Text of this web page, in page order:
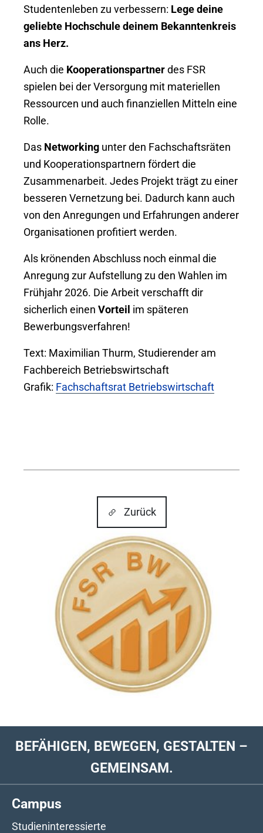
Studentenleben zu verbessern: Lege deine
geliebte Hochschule deinem Bekanntenkreis
ans Herz.
Auch die Kooperationspartnerdes FSR
spielen bei der Versorgung mit materiellen
Ressourcen und auch finanziellen Mitteln eine
Rolle.
Das Networking unter den Fachschaftsräten
und Kooperationspartnern fördert die
Zusammenarbeit. Jedes Projekt trägt zu einer
besseren Vernetzung bei. Dadurch kann auch
von den Anregungen und Erfahrungen anderer
Organisationen profitiert werden.
Als krönenden Abschluss noch einmal die
Anregung zur Aufstellung zu den Wahlen im
Frühjahr 2026. Die Arbeit verschafft dir
sicherlich einen Vorteil im späteren
Bewerbungsverfahren!
Text: Maximilian Thurm, Studierender am
Fachbereich Betriebswirtschaft
Grafik: Fachschaftsrat Betriebswirtschaft
Zurück
Show larger version for:
BEFÄHIGEN, BEWEGEN, GESTALTEN –
GEMEINSAM.
Campus
Studieninteressierte